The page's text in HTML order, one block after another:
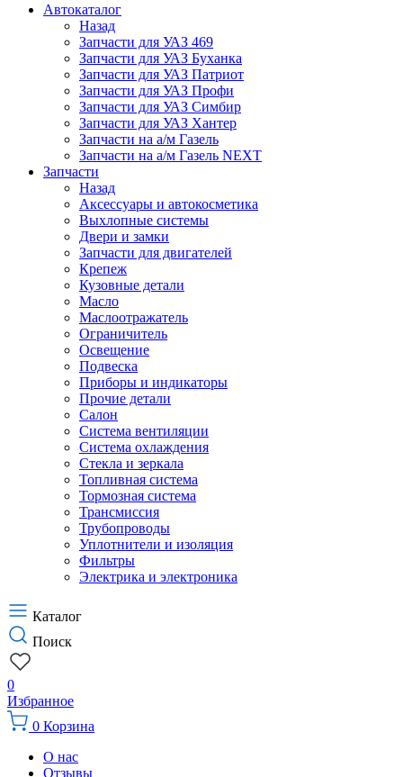
Автокаталог
Назад
Запчасти для УАЗ 469
Запчасти для УАЗ Буханка
Запчасти для УАЗ Патриот
Запчасти для УАЗ Профи
Запчасти для УАЗ Симбир
Запчасти для УАЗ Хантер
Запчасти на а/м Газель
Запчасти на а/м Газель NEXT
Запчасти
Назад
Аксессуары и автокосметика
Выхлопные системы
Двери и замки
Запчасти для двигателей
Крепеж
Кузовные детали
Масло
Маслоотражатель
Ограничитель
Освещение
Подвеска
Приборы и индикаторы
Прочие детали
Салон
Система вентиляции
Система охлаждения
Стекла и зеркала
Топливная система
Тормозная система
Трансмиссия
Трубопроводы
Уплотнители и изоляция
Фильтры
Электрика и электроника
Каталог
Поиск
0
Избранное
0 Корзина
О нас
Отзывы